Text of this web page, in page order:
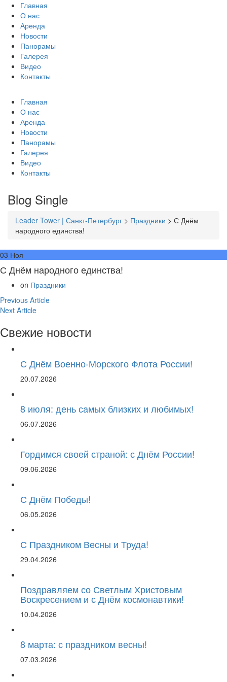
Главная
О нас
Аренда
Новости
Панорамы
Галерея
Видео
Контакты
Главная
О нас
Аренда
Новости
Панорамы
Галерея
Видео
Контакты
Blog Single
Leader Tower | Санкт-Петербург > Праздники > С Днём
народного единства!
03 Ноя
С Днём народного единства!
on Праздники
Навигация
по
записям
Previous ArticlePrevious
Next ArticleNext
Свежие новости
С Днём Военно-Морского Флота России!
20.07.2026
8 июля: день самых близких и любимых!
06.07.2026
Гордимся своей страной: с Днём России!
09.06.2026
С Днём Победы!
06.05.2026
С Праздником Весны и Труда!
29.04.2026
Поздравляем со Светлым Христовым
Воскресением и с Днём космонавтики!
10.04.2026
8 марта: с праздником весны!
07.03.2026